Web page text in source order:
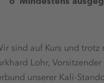
sind auf Kurs und
Lohr,
unserer Kali-